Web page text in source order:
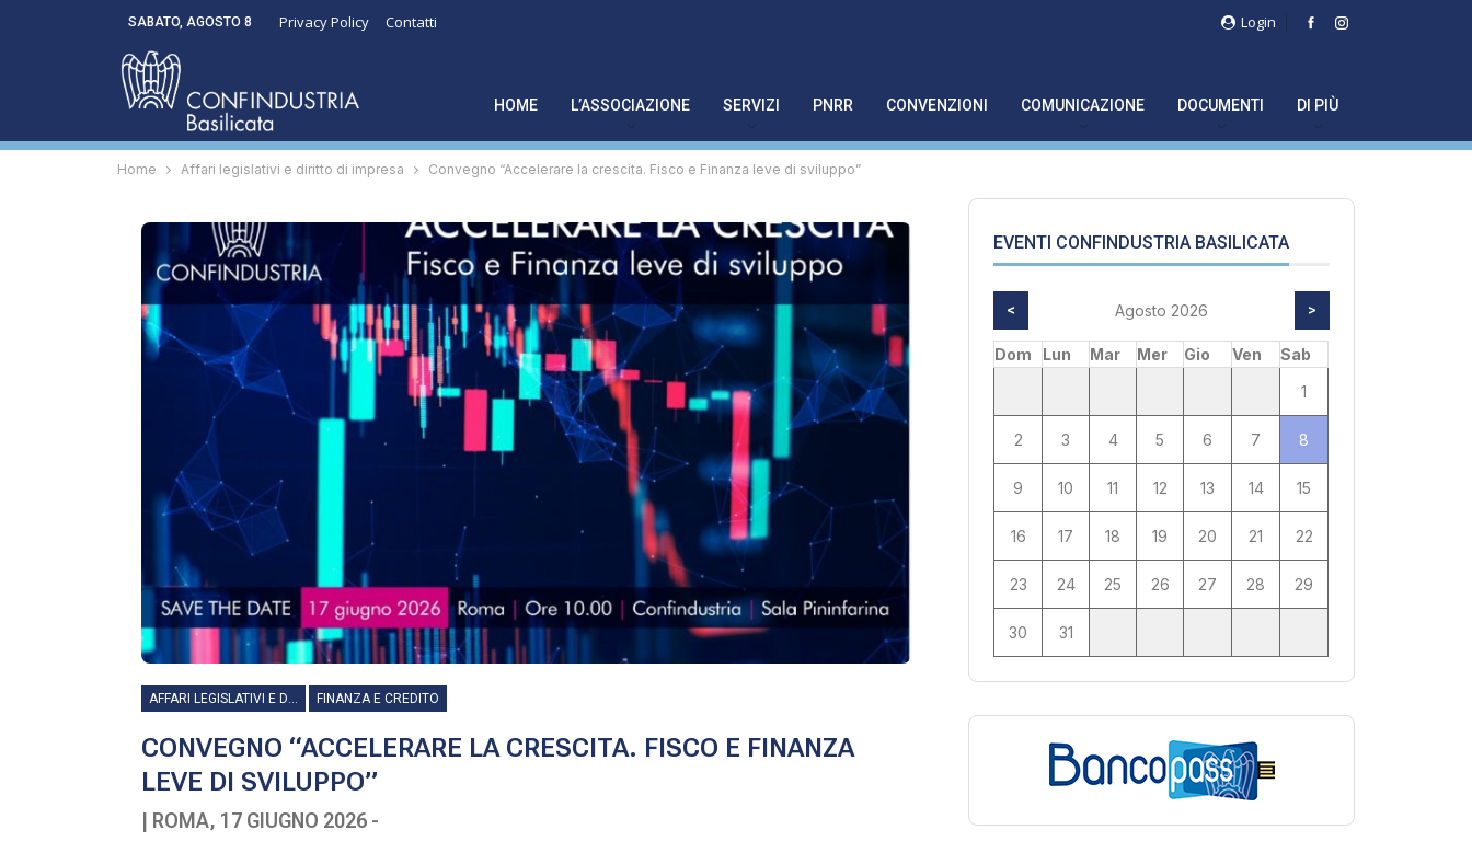
Login
SABATO, AGOSTO 8 Privacy Policy Contatti
HOME L’ASSOCIAZIONE SERVIZI PNRR CONVENZIONI COMUNICAZIONE DOCUMENTI DI PIÙ
Home Affari legislativi e diritto di impresa Convegno “Accelerare la crescita. Fisco e Finanza leve di sviluppo”
AFFARI LEGISLATIVI E DIRITTO DI IMPRESA FINANZA E CREDITO
CONVEGNO “ACCELERARE LA CRESCITA. FISCO E FINANZA
LEVE DI SVILUPPO”
| ROMA, 17 GIUGNO 2026 -
EVENTI CONFINDUSTRIA BASILICATA
< Agosto 2026 >
Dom Lun Mar Mer Gio Ven
Sab
1
2 3 4 5 6 7 8
9 10 11 12 13 14 15
16 17 18 19 20 21 22
23 24 25 26 27 28 29
30 31